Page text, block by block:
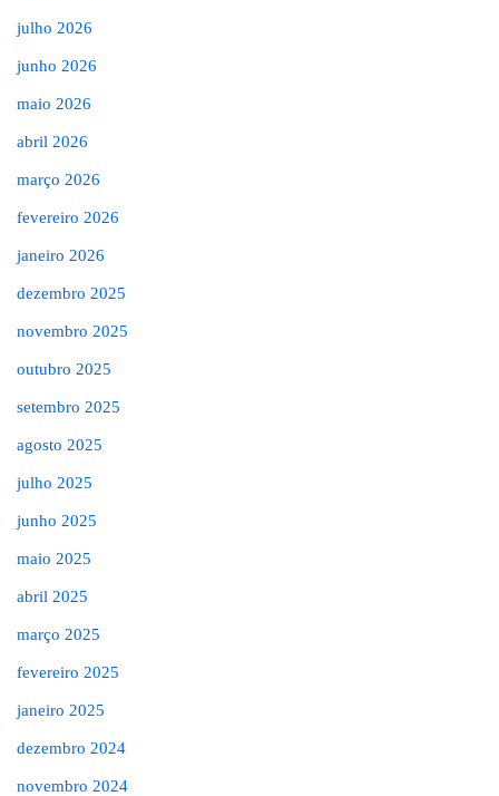
julho 2026
junho 2026
maio 2026
abril 2026
março 2026
fevereiro 2026
janeiro 2026
dezembro 2025
novembro 2025
outubro 2025
setembro 2025
agosto 2025
julho 2025
junho 2025
maio 2025
abril 2025
março 2025
fevereiro 2025
janeiro 2025
dezembro 2024
novembro 2024